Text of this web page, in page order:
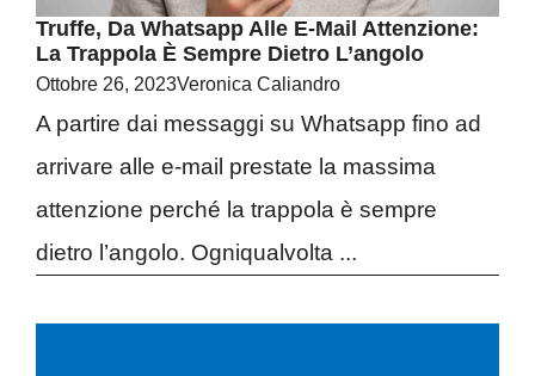
Truffe, Da Whatsapp Alle E-Mail Attenzione:
La Trappola È Sempre Dietro L’angolo
Ottobre 26, 2023Veronica Caliandro
A partire dai messaggi su Whatsapp fino ad
arrivare alle e-mail prestate la massima
attenzione perché la trappola è sempre
dietro l’angolo. Ogniqualvolta ...